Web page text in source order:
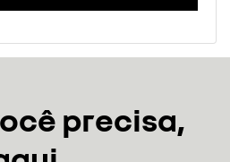
precisa,